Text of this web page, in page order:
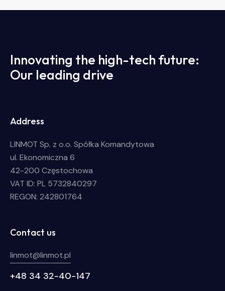
Innovating the high-tech future:
Our leading drive
Address
LINMOT Sp. z o.o. Spółka Komandytowa
ul. Ekonomiczna 6
42-200 Częstochowa
VAT ID: PL 5732840297
REGON: 242801764
Contact us
linmot@linmot.pl
+48 34 32-40-147